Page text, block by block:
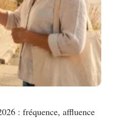
: fréquence, affluence